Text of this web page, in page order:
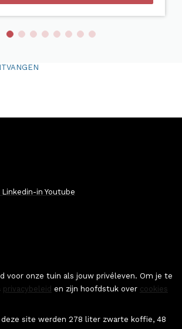
Linkedin-in Youtube
voor onze tuin als jouw privéleven. Om je te
privacybeleid en zijn hoofdstuk over cookies
deze site werden 278 liter zwarte koffie, 48